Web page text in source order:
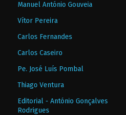
Manuel António Gouveia
Vítor Pereira
Carlos Fernandes
Carlos Caseiro
Pe. José Luís Pombal
Thiago Ventura
Editorial - António Gonçalves
Rodrigues